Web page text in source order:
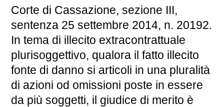
Corte di Cassazione, sezione III,
sentenza 25 settembre 2014, n. 20192.
In tema di illecito extracontrattuale
plurisoggettivo, qualora il fatto illecito
fonte di danno si articoli in una pluralità
di azioni od omissioni poste in essere
da più soggetti, il giudice di merito è